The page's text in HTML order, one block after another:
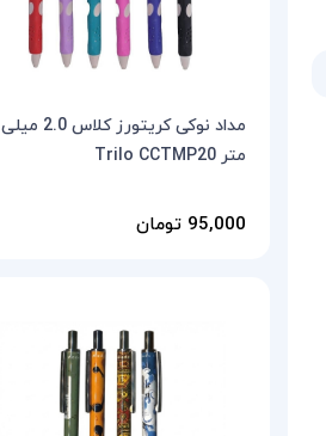
مداد نوکی کریتورز کلاس 2.0 میلی
متر Trilo CCTMP20
95,000 تومان